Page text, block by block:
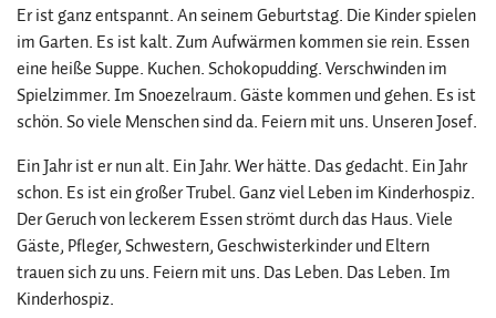
Er ist ganz entspannt. An seinem Geburtstag. Die Kinder spielen
im Garten. Es ist kalt. Zum Aufwärmen kommen sie rein. Essen
eine heiße Suppe. Kuchen. Schokopudding. Verschwinden im
Spielzimmer. Im Snoezelraum. Gäste kommen und gehen. Es ist
schön. So viele Menschen sind da. Feiern mit uns. Unseren Josef.
Ein Jahr ist er nun alt. Ein Jahr. Wer hätte. Das gedacht. Ein Jahr
schon. Es ist ein großer Trubel. Ganz viel Leben im Kinderhospiz.
Der Geruch von leckerem Essen strömt durch das Haus. Viele
Gäste, Pfleger, Schwestern, Geschwisterkinder und Eltern
trauen sich zu uns. Feiern mit uns. Das Leben. Das Leben. Im
Kinderhospiz.